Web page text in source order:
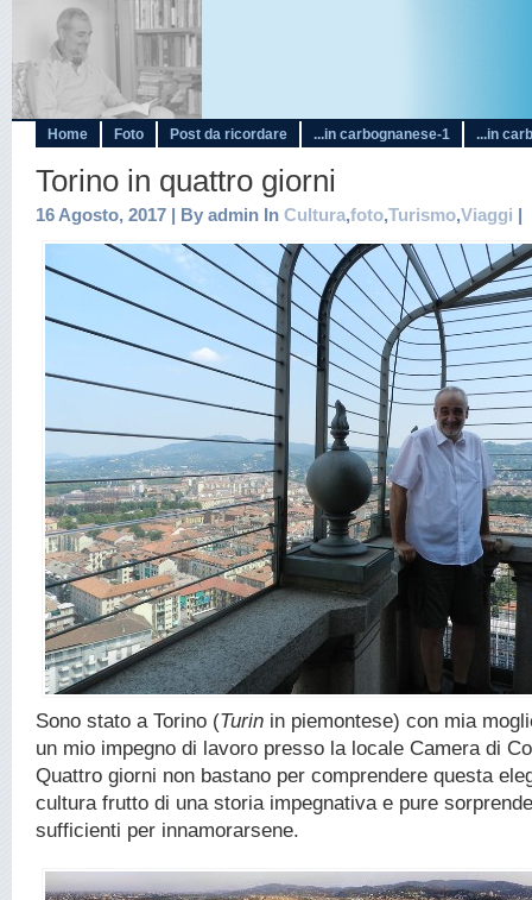
Home Foto Post da ricordare ...in carbognanese-1 ...in
Torino in quattro giorni
16 Agosto, 2017 | By admin In Cultura,foto,Turismo,Viaggi |
Sono stato a Torino (Turin in piemontese) con mia
un mio impegno di lavoro presso la locale Camera di
Quattro giorni non bastano per comprendere questa
cultura frutto di una storia impegnativa e pure
sufficienti per innamorarsene.